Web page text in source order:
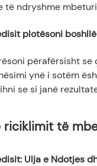
të ndryshme
plotësoni
përafërsisht
ynë i sotëm
se si janë
riciklimit të
Ulja e Ndotjes